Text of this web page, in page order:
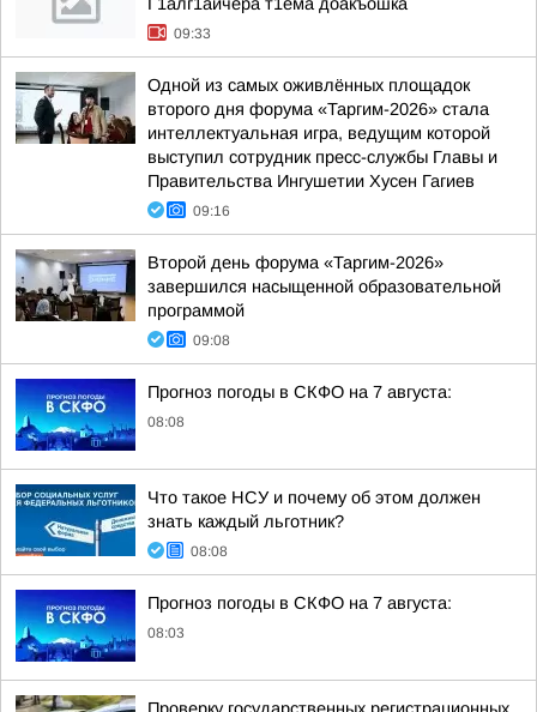
09:33
Одной из самых оживлённых площадок
второго дня форума «Таргим-2026» стала
интеллектуальная игра, ведущим которой
выступил сотрудник пресс-службы Главы и
Правительства Ингушетии Хусен Гагиев
09:16
Второй день форума «Таргим-2026»
завершился насыщенной образовательной
программой
09:08
Прогноз погоды в СКФО на 7 августа:
08:08
Что такое НСУ и почему об этом должен
знать каждый льготник?
08:08
Прогноз погоды в СКФО на 7 августа:
08:03